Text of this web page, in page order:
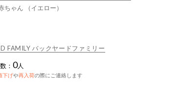
ちゃん （イエロー）
FAMILY バックヤードファミリー
： 0人
下げや再入荷の際にご連絡します